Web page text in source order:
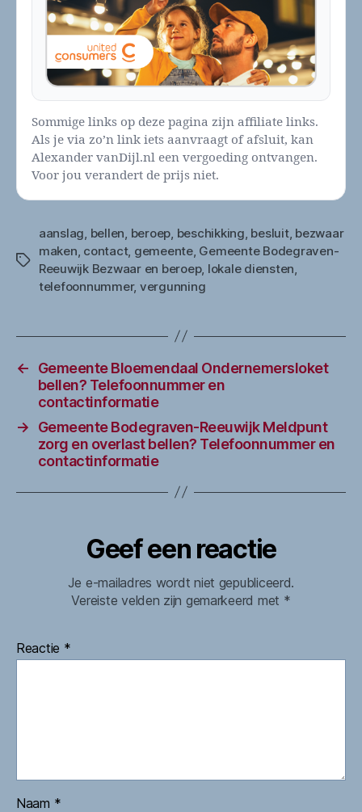
Sommige links op deze pagina zijn affiliate links.
Als je via zo’n link iets aanvraagt of afsluit, kan
Alexander vanDijl.nl een vergoeding ontvangen.
Voor jou verandert de prijs niet.
Tags
aanslag bellen beroep beschikking besluit, bezwaar
maken contact, gemeente, Gemeente Bodegraven-
Reeuwijk Bezwaar en beroep, lokale diensten
telefoonnummer, vergunning
←
Gemeente Bloemendaal Ondernemersloket
bellen? Telefoonnummer en
contactinformatie
→
Gemeente Bodegraven-Reeuwijk Meldpunt
zorg en overlast bellen? Telefoonnummer en
contactinformatie
Geef een reactie
Je e-mailadres wordt niet gepubliceerd.
Vereiste velden zijn gemarkeerd met *
Reactie *
Naam *